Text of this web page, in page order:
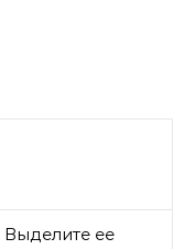
Выделите ее